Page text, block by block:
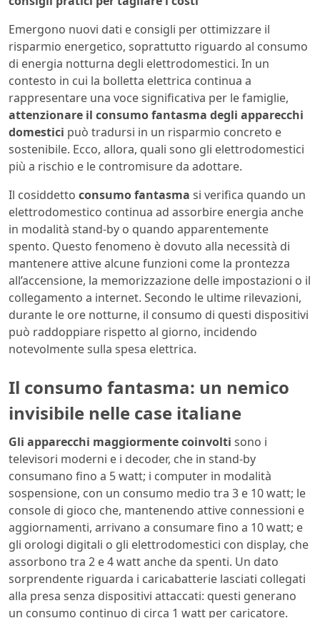
Emergono nuovi dati e consigli per ottimizzare il
risparmio energetico, soprattutto riguardo al consumo
di energia notturna degli elettrodomestici. In un
contesto in cui la bolletta elettrica continua a
rappresentare una voce significativa per le famiglie,
attenzionare il consumo fantasma degli apparecchi
domestici può tradursi in un risparmio concreto e
sostenibile. Ecco, allora, quali sono gli elettrodomestici
più a rischio e le contromisure da adottare.
Il cosiddetto consumo fantasma si verifica quando un
elettrodomestico continua ad assorbire energia anche
in modalità stand-by o quando apparentemente
spento. Questo fenomeno è dovuto alla necessità di
mantenere attive alcune funzioni come la prontezza
all’accensione, la memorizzazione delle impostazioni o il
collegamento a internet. Secondo le ultime rilevazioni,
durante le ore notturne, il consumo di questi dispositivi
può raddoppiare rispetto al giorno, incidendo
notevolmente sulla spesa elettrica.
Il consumo fantasma: un nemico
invisibile nelle case italiane
Gli apparecchi maggiormente coinvolti sono i
televisori moderni e i decoder, che in stand-by
consumano fino a 5 watt; i computer in modalità
sospensione, con un consumo medio tra 3 e 10 watt; le
console di gioco che, mantenendo attive connessioni e
aggiornamenti, arrivano a consumare fino a 10 watt; e
gli orologi digitali o gli elettrodomestici con display, che
assorbono tra 2 e 4 watt anche da spenti. Un dato
sorprendente riguarda i caricabatterie lasciati collegati
alla presa senza dispositivi attaccati: questi generano
un consumo continuo di circa 1 watt per caricatore.